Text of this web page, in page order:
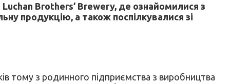
Brothers’ Brewery, де ознайомилися з
продукцію, а також поспілкувалися зі
тому з родинного підприємства з виробництва